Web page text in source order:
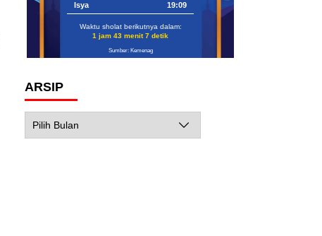
Isya 19:09
Waktu sholat berikutnya dalam:
1 jam 43 menit 6 detik
Sumber: Kemenag
ARSIP